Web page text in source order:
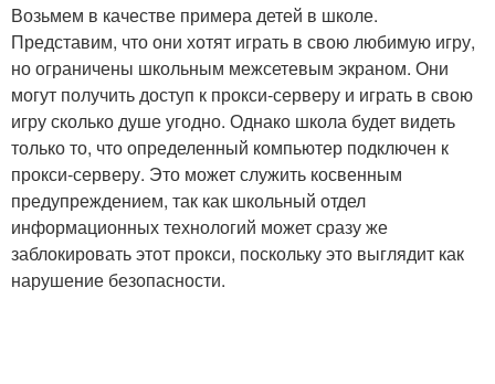
Возьмем в качестве примера детей в школе.
Представим, что они хотят играть в свою любимую игру,
но ограничены школьным межсетевым экраном. Они
могут получить доступ к прокси-серверу и играть в свою
игру сколько душе угодно. Однако школа будет видеть
только то, что определенный компьютер подключен к
прокси-серверу. Это может служить косвенным
предупреждением, так как школьный отдел
информационных технологий может сразу же
заблокировать этот прокси, поскольку это выглядит как
нарушение безопасности.